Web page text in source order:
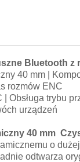
Bluetooth
40 mm |
rozmów ENC
| Obsługa trybu
urządzeń
40 mm
o
odtwarza